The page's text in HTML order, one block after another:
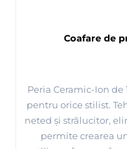
Coafare de
Peria Ceramic-Ion
pentru orice stilist.
neted și strălucitor,
permite crearea